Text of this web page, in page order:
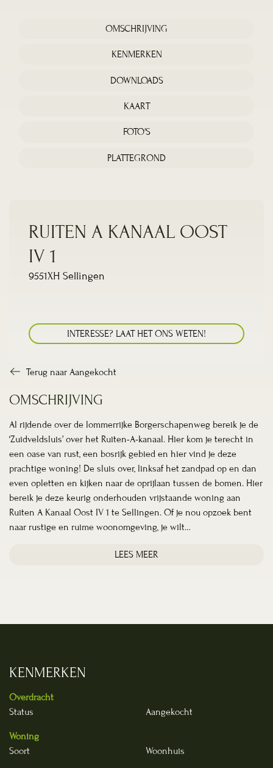
OMSCHRIJVING
KENMERKEN
DOWNLOADS
KAART
FOTO'S
PLATTEGROND
RUITEN A KANAAL OOST
IV 1
9551XH Sellingen
INTERESSE? LAAT HET ONS WETEN!
Terug naar Aangekocht
OMSCHRIJVING
Al rijdende over de lommerrijke Borgerschapenweg bereik je de
‘Zuidveldsluis’ over het Ruiten-A-kanaal. Hier kom je terecht in
een oase van rust, een bosrijk gebied en hier vind je deze
prachtige woning! De sluis over, linksaf het zandpad op en dan
even opletten en kijken naar de oprijlaan tussen de bomen. Hier
bereik je deze keurig onderhouden vrijstaande woning aan
Ruiten A Kanaal Oost IV 1 te Sellingen. Of je nou opzoek bent
naar rustige en ruime woonomgeving, je wilt…
LEES MEER
KENMERKEN
Overdracht
Status
Aangekocht
Woning
Soort
Woonhuis